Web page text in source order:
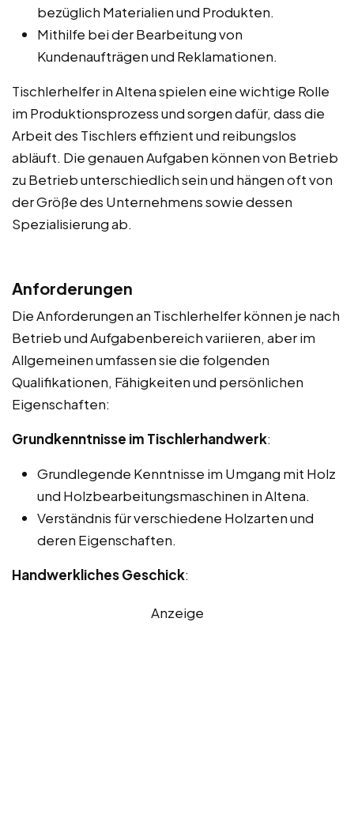
bezüglich Materialien und Produkten.
Mithilfe bei der Bearbeitung von
Kundenaufträgen und Reklamationen.
Tischlerhelfer in Altena spielen eine wichtige Rolle
im Produktionsprozess und sorgen dafür, dass die
Arbeit des Tischlers effizient und reibungslos
abläuft. Die genauen Aufgaben können von Betrieb
zu Betrieb unterschiedlich sein und hängen oft von
der Größe des Unternehmens sowie dessen
Spezialisierung ab.
Anforderungen
Die Anforderungen an Tischlerhelfer können je nach
Betrieb und Aufgabenbereich variieren, aber im
Allgemeinen umfassen sie die folgenden
Qualifikationen, Fähigkeiten und persönlichen
Eigenschaften:
Grundkenntnisse im Tischlerhandwerk:
Grundlegende Kenntnisse im Umgang mit Holz
und Holzbearbeitungsmaschinen in Altena.
Verständnis für verschiedene Holzarten und
deren Eigenschaften.
Handwerkliches Geschick:
Anzeige